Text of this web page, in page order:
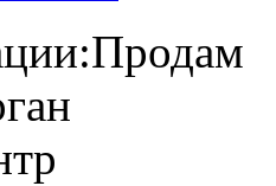
Продам